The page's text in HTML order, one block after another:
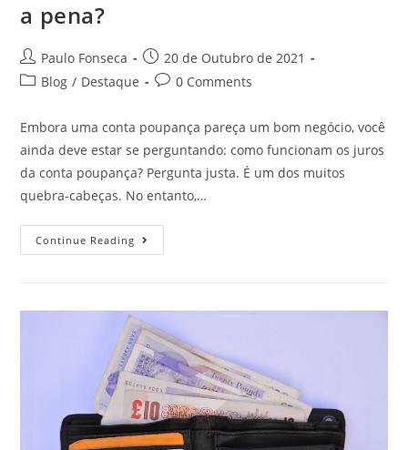
a pena?
Post
author:
Paulo Fonseca
Post
published:
20 de Outubro de 2021
PostBlog / Destaque
Post0 Comments
Embora uma conta poupança pareça um bom negócio, você
ainda deve estar se perguntando: como funcionam os juros
da conta poupança? Pergunta justa. É um dos muitos
quebra-cabeças. No entanto,…
Continue Reading Taxa
De
A
Pena?